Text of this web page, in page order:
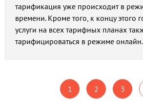
тарификация уже происходит в
времени. Кроме того, к концу этого
услуги на всех тарифных планах
тарифицироваться в режиме онлайн.
1 2 3